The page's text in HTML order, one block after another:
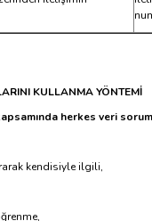
KULLANMA YÖNTEMİ
herkes veri
kendisiyle ilgili,